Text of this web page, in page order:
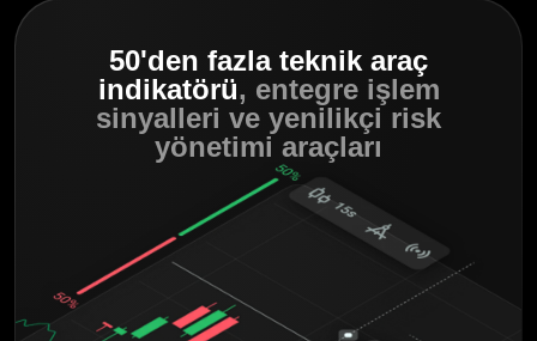
50'den fazla teknik araç
indikatörü, entegre işlem
sinyalleri ve yenilikçi risk
yönetimi araçları